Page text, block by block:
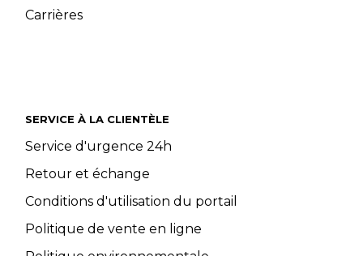
Carrières
SERVICE À LA CLIENTÈLE
Service d'urgence 24h
Retour et échange
Conditions d'utilisation du portail
Politique de vente en ligne